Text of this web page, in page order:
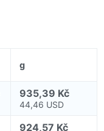
g
935,39 Kč
44,46 USD
924,57 Kč